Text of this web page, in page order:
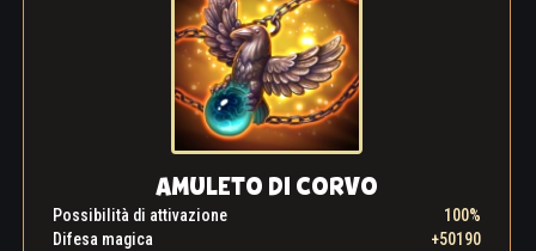
AMULETO DI CORVO
Possibilità di attivazione
100%
Difesa magica
+50190